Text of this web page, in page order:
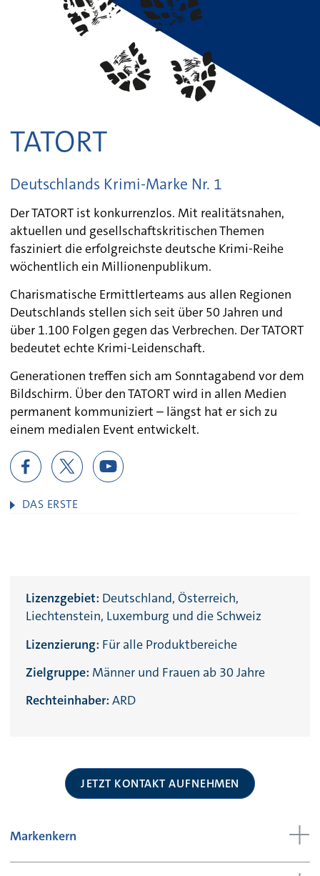
TATORT
Deutschlands Krimi-Marke Nr. 1
Der TATORT ist konkurrenzlos. Mit realitätsnahen,
aktuellen und gesellschaftskritischen Themen
fasziniert die erfolgreichste deutsche Krimi-Reihe
wöchentlich ein Millionenpublikum.
Charismatische Ermittlerteams aus allen Regionen
Deutschlands stellen sich seit über 50 Jahren und
über 1.100 Folgen gegen das Verbrechen. Der TATORT
bedeutet echte Krimi-Leidenschaft.
Generationen treffen sich am Sonntagabend vor dem
Bildschirm. Über den TATORT wird in allen Medien
permanent kommuniziert – längst hat er sich zu
einem medialen Event entwickelt.
DAS ERSTE
Lizenzgebiet: Deutschland, Österreich,
Liechtenstein, Luxemburg und die Schweiz
Lizenzierung: Für alle Produktbereiche
Zielgruppe: Männer und Frauen ab 30 Jahre
Rechteinhaber: ARD
JETZT KONTAKT AUFNEHMEN
Markenkern